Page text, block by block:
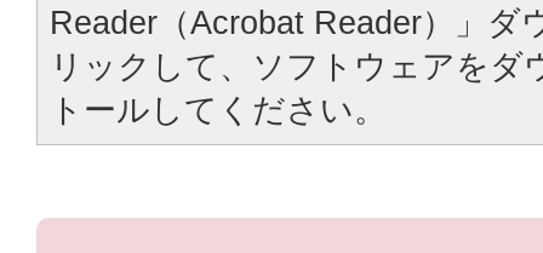
Reader（Acrobat Reader）」ダ
リックして、ソフトウェアをダ
トールしてください。